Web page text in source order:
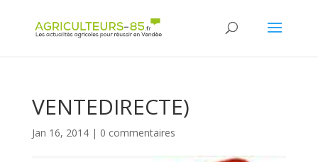
VENTEDIRECTE)
Jan 16, 2014| 0 commentaires